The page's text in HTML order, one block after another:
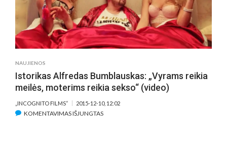
„REDIRECTED“
(PREMJERINIO
SAVAITGALIO
REZULTATAI)
NAUJIENOS
Istorikas Alfredas Bumblauskas: „Vyrams reikia
meilės, moterims reikia sekso“ (video)
„INCOGNITO FILMS“ 2015-12-10, 12:02
KOMENTAVIMAS IŠJUNGTASĮRAŠE